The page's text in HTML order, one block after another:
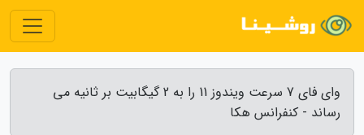
وای فای 7 سرعت ویندوز 11 را به 2 گیگابیت بر ثانیه می
رساند - کنفرانس هکا